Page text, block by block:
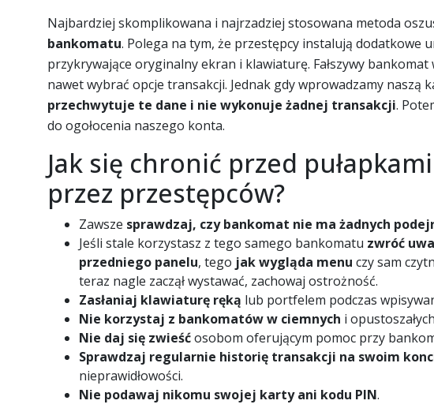
Najbardziej skomplikowana i najrzadziej stosowana metoda
bankomatu. Polega na tym, że przestępcy instalują dodatkowe
przykrywające oryginalny ekran i klawiaturę. Fałszywy
nawet wybrać opcje transakcji. Jednak gdy wprowadzamy naszą
przechwytuje te dane i nie wykonuje żadnej transakcji.
do ogołocenia naszego konta.
Jak się chronić przed
przez przestępców?
Zawsze sprawdzaj, czy bankomat nie ma żadnych
Jeśli stale korzystasz z tego samego bankomatu zwróć
przedniego panelu, tego jak wygląda menu czy sam
teraz nagle zaczął wystawać, zachowaj ostrożność.
Zasłaniaj klawiaturę ręką lub portfelem podczas
Nie korzystaj z bankomatów w ciemnych i opustoszałych
Nie daj się zwieśćosobom oferującym pomoc przy
Sprawdzaj regularnie historię transakcji na swoim
nieprawidłowości.
Nie podawaj nikomu swojej karty ani kodu PIN.